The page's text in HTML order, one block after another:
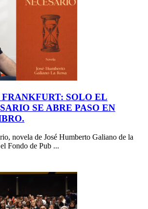
SOLO EL
SE ABRE PASO EN
novela de José Humberto Galiano de la
Fondo de Pub ...